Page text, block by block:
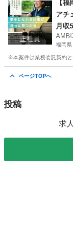
正社員
【
アチ
月収
福岡
※本案件は業務委託契約
ページTOPへ
投稿
求